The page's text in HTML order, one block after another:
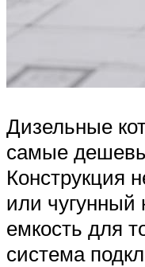
Дизельные
самые
Конструкция
или чугунный
емкость для
система